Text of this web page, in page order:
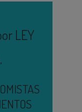
LEY